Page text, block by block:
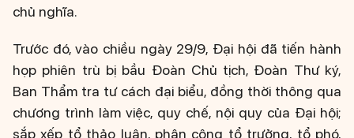
chủ nghĩa.
Trước đó, vào chiều ngày 29/9, Đại hội đã tiến hành
họp phiên trù bị bầu Đoàn Chủ tịch, Đoàn Thư ký,
Ban Thẩm tra tư cách đại biểu, đồng thời thông qua
chương trình làm việc, quy chế, nội quy của Đại hội;
sắp xếp tổ thảo luận, phân công tổ trưởng, tổ phó,